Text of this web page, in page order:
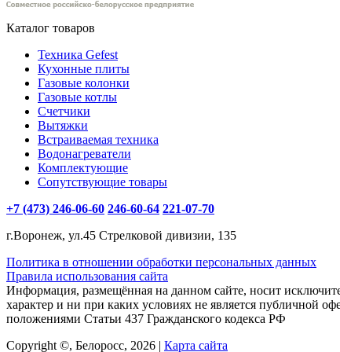
Каталог товаров
Техника Gefest
Кухонные плиты
Газовые колонки
Газовые котлы
Счетчики
Вытяжки
Встраиваемая техника
Водонагреватели
Комплектующие
Сопутствующие товары
+7 (473) 246-06-60 246-60-64 221-07-70
г.Воронеж, ул.45 Стрелковой дивизии, 135
Политика в отношении обработки персональных данных
Правила использования сайта
Информация, размещённая на данном сайте, носит
характер и ни при каких условиях не является публичной
положениями Статьи 437 Гражданского кодекса РФ
Copyright ©, Белоросс, 2026 | Карта сайта